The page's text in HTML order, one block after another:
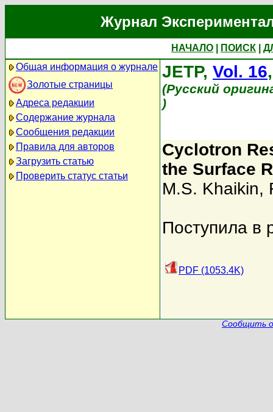
Журнал
НАЧАЛО ПОИСК
Общая информация о журнале
Золотые страницы
Адреса редакции
Содержание журнала
Сообщения редакции
Правила для авторов
Загрузить статью
Проверить статус статьи
JETP, Vol. 16
(Русский
)
Cyclotron
the Surface
M.S. Khaikin,
Поступила в
PDF (1053.4K)
Сообщить о